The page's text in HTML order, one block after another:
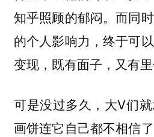
知乎照顾的郁闷。而同
的个人影响力，终于可
变现，既有面子，又有里
可是没过多久，大V们
画饼连它自己都不相信